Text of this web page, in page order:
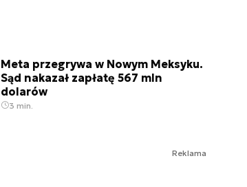
Meta przegrywa w Nowym Meksyku.
Sąd nakazał zapłatę 567 mln
dolarów
3 min.
Reklama